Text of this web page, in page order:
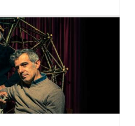
Tango Macondo
21 – 26 feb 2023